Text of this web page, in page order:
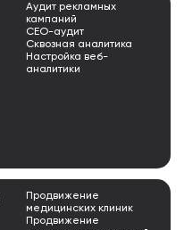
Аудит рекламных
кампаний
СЕО-аудит
Сквозная аналитика
Настройка веб-
аналитики
Продвижение
медицинских клиник
Продвижение